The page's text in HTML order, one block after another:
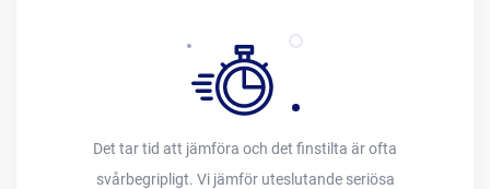
Det tar tid att jämföra och det finstilta är ofta
svårbegripligt. Vi jämför uteslutande seriösa